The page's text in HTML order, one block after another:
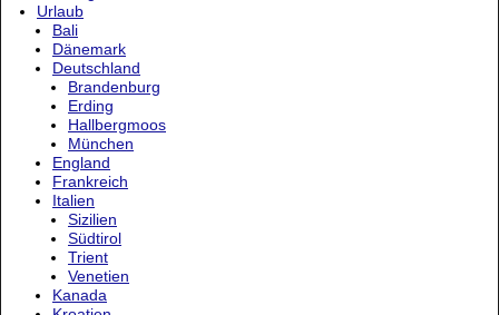
Urlaub
Bali
Dänemark
Deutschland
Brandenburg
Erding
Hallbergmoos
München
England
Frankreich
Italien
Sizilien
Südtirol
Trient
Venetien
Kanada